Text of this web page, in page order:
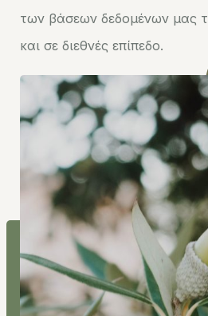
των βάσεων δεδομένων μας
και σε διεθνές επίπεδο.